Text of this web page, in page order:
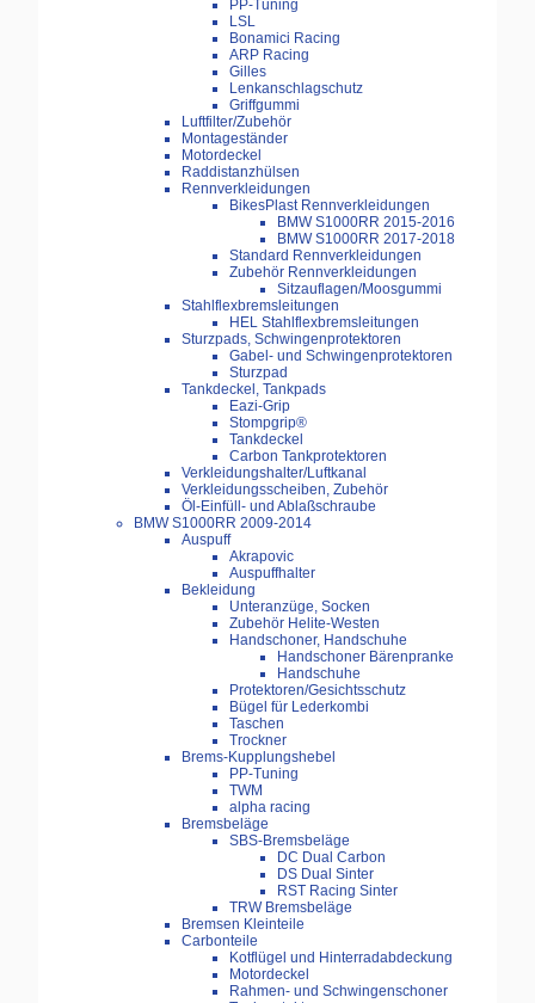
PP-Tuning
LSL
Bonamici Racing
ARP Racing
Gilles
Lenkanschlagschutz
Griffgummi
Luftfilter/Zubehör
Montageständer
Motordeckel
Raddistanzhülsen
Rennverkleidungen
BikesPlast Rennverkleidungen
BMW S1000RR 2015-2016
BMW S1000RR 2017-2018
Standard Rennverkleidungen
Zubehör Rennverkleidungen
Sitzauflagen/Moosgummi
Stahlflexbremsleitungen
HEL Stahlflexbremsleitungen
Sturzpads, Schwingenprotektoren
Gabel- und Schwingenprotektoren
Sturzpad
Tankdeckel, Tankpads
Eazi-Grip
Stompgrip®
Tankdeckel
Carbon Tankprotektoren
Verkleidungshalter/Luftkanal
Verkleidungsscheiben, Zubehör
Öl-Einfüll- und Ablaßschraube
BMW S1000RR 2009-2014
Auspuff
Akrapovic
Auspuffhalter
Bekleidung
Unteranzüge, Socken
Zubehör Helite-Westen
Handschoner, Handschuhe
Handschoner Bärenpranke
Handschuhe
Protektoren/Gesichtsschutz
Bügel für Lederkombi
Taschen
Trockner
Brems-Kupplungshebel
PP-Tuning
TWM
alpha racing
Bremsbeläge
SBS-Bremsbeläge
DC Dual Carbon
DS Dual Sinter
RST Racing Sinter
TRW Bremsbeläge
Bremsen Kleinteile
Carbonteile
Kotflügel und Hinterradabdeckung
Motordeckel
Rahmen- und Schwingenschoner